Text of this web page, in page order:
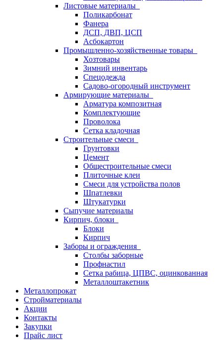
Листовые материалы
Поликарбонат
Фанера
ДСП, ДВП, ЦСП
Асбокартон
Промышленно-хозяйственные товары
Хозтовары
Зимний инвентарь
Спецодежда
Садово-огородный инструмент
Армирующие материалы
Арматура композитная
Комплектующие
Проволока
Сетка кладочная
Строительные смеси
Грунтовки
Цемент
Общестроительные смеси
Плиточные клеи
Смеси для устройства полов
Шпатлевки
Штукатурки
Сыпучие материалы
Кирпич, блоки
Блоки
Кирпич
Заборы и ограждения
Столбы заборные
Профнастил
Сетка рабица, ЦПВС, оцинкованная
Металлоштакетник
Металлопрокат
Стройматериалы
Акции
Контакты
Закупки
Прайс лист